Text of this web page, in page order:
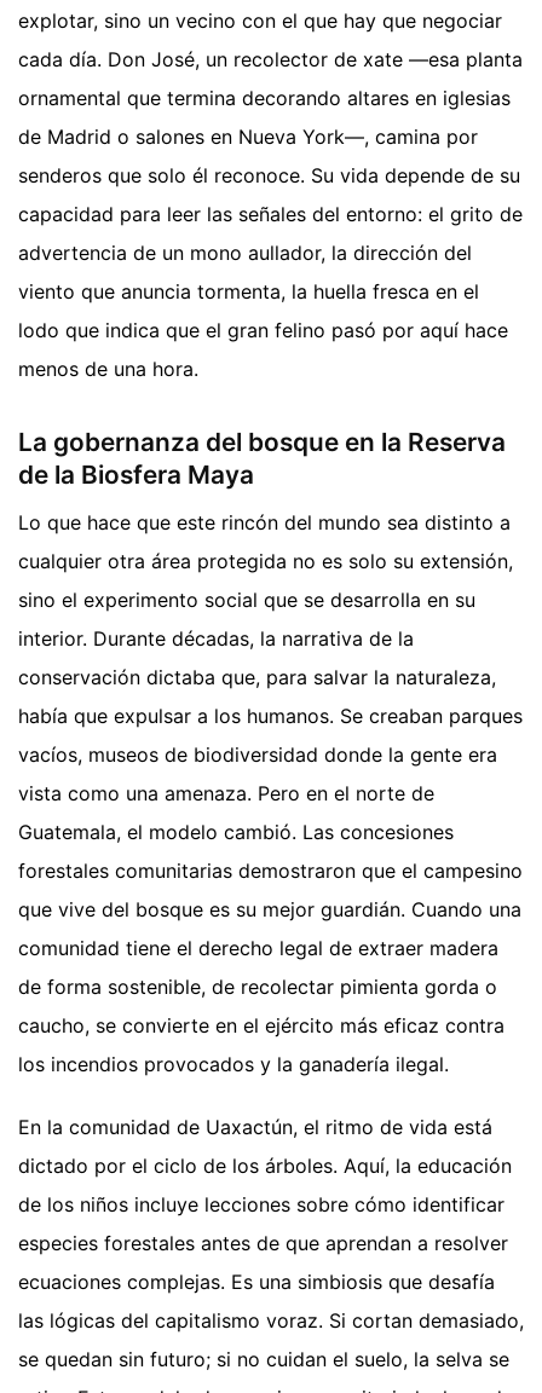
explotar, sino un vecino con el que hay que negociar
cada día. Don José, un recolector de xate —esa planta
ornamental que termina decorando altares en iglesias
de Madrid o salones en Nueva York—, camina por
senderos que solo él reconoce. Su vida depende de su
capacidad para leer las señales del entorno: el grito de
advertencia de un mono aullador, la dirección del
viento que anuncia tormenta, la huella fresca en el
lodo que indica que el gran felino pasó por aquí hace
menos de una hora.
La gobernanza del bosque en la Reserva
de la Biosfera Maya
Lo que hace que este rincón del mundo sea distinto a
cualquier otra área protegida no es solo su extensión,
sino el experimento social que se desarrolla en su
interior. Durante décadas, la narrativa de la
conservación dictaba que, para salvar la naturaleza,
había que expulsar a los humanos. Se creaban parques
vacíos, museos de biodiversidad donde la gente era
vista como una amenaza. Pero en el norte de
Guatemala, el modelo cambió. Las concesiones
forestales comunitarias demostraron que el campesino
que vive del bosque es su mejor guardián. Cuando una
comunidad tiene el derecho legal de extraer madera
de forma sostenible, de recolectar pimienta gorda o
caucho, se convierte en el ejército más eficaz contra
los incendios provocados y la ganadería ilegal.
En la comunidad de Uaxactún, el ritmo de vida está
dictado por el ciclo de los árboles. Aquí, la educación
de los niños incluye lecciones sobre cómo identificar
especies forestales antes de que aprendan a resolver
ecuaciones complejas. Es una simbiosis que desafía
las lógicas del capitalismo voraz. Si cortan demasiado,
se quedan sin futuro; si no cuidan el suelo, la selva se